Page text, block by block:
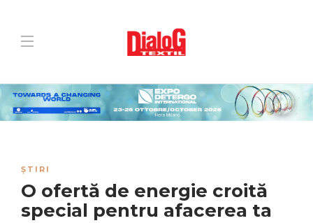
ȘTIRI
O ofertă de energie croită
special pentru afacerea ta